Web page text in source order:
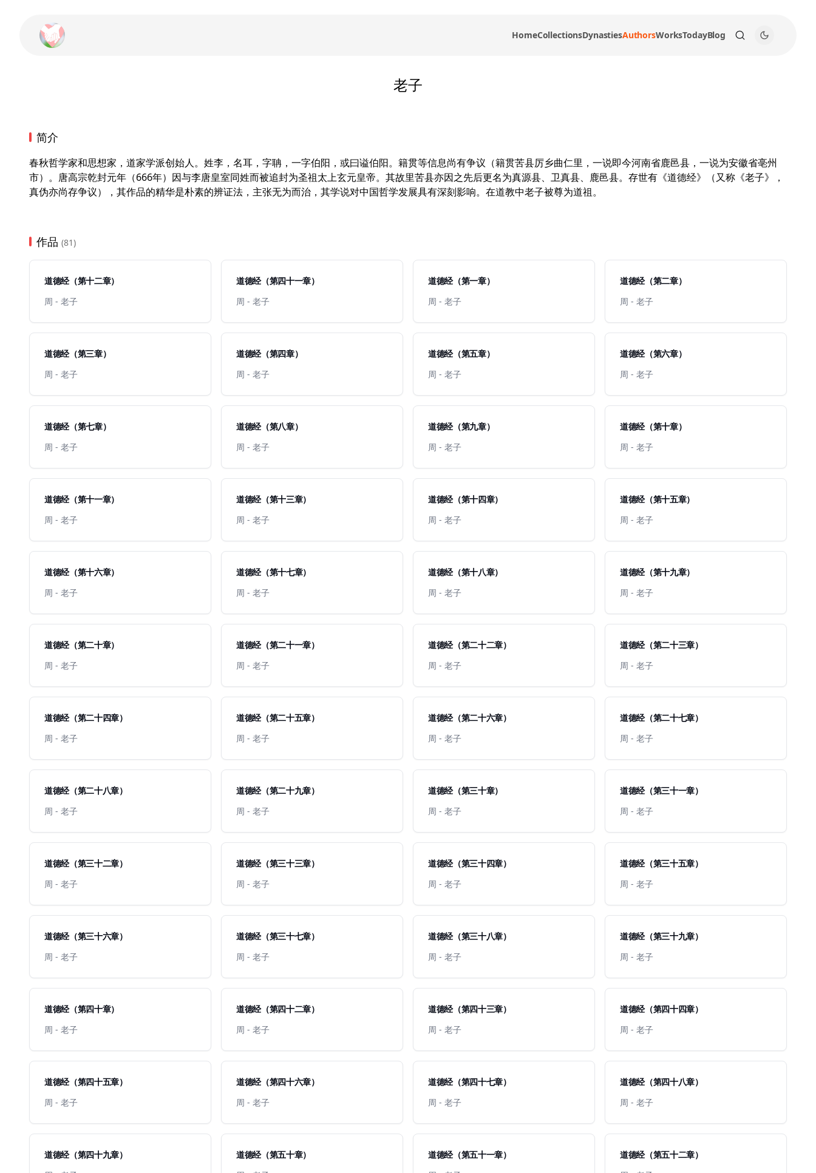
HomeCollectionsDynastiesAuthorsWorksTodayBlog
老子
简介
春秋哲学家和思想家，道家学派创始人。姓李，名耳，字聃，一字伯阳，或曰谥伯阳。籍贯等信息尚有争议（籍贯苦县厉乡曲仁里，一说即今河南省鹿邑县，一说为安徽省亳州
市）。唐高宗乾封元年（666年）因与李唐皇室同姓而被追封为圣祖太上玄元皇帝。其故里苦县亦因之先后更名为真源县、卫真县、鹿邑县。存世有《道德经》（又称《老子》，
真伪亦尚存争议），其作品的精华是朴素的辨证法，主张无为而治，其学说对中国哲学发展具有深刻影响。在道教中老子被尊为道祖。
作品 (81)
道德经（第十二章）
周 - 老子
道德经（第四十一章）
周 - 老子
道德经（第一章）
周 - 老子
道德经（第二章）
周 - 老子
道德经（第三章）
周 - 老子
道德经（第四章）
周 - 老子
道德经（第五章）
周 - 老子
道德经（第六章）
周 - 老子
道德经（第七章）
周 - 老子
道德经（第八章）
周 - 老子
道德经（第九章）
周 - 老子
道德经（第十章）
周 - 老子
道德经（第十一章）
周 - 老子
道德经（第十三章）
周 - 老子
道德经（第十四章）
周 - 老子
道德经（第十五章）
周 - 老子
道德经（第十六章）
周 - 老子
道德经（第十七章）
周 - 老子
道德经（第十八章）
周 - 老子
道德经（第十九章）
周 - 老子
道德经（第二十章）
周 - 老子
道德经（第二十一章）
周 - 老子
道德经（第二十二章）
周 - 老子
道德经（第二十三章）
周 - 老子
道德经（第二十四章）
周 - 老子
道德经（第二十五章）
周 - 老子
道德经（第二十六章）
周 - 老子
道德经（第二十七章）
周 - 老子
道德经（第二十八章）
周 - 老子
道德经（第二十九章）
周 - 老子
道德经（第三十章）
周 - 老子
道德经（第三十一章）
周 - 老子
道德经（第三十二章）
周 - 老子
道德经（第三十三章）
周 - 老子
道德经（第三十四章）
周 - 老子
道德经（第三十五章）
周 - 老子
道德经（第三十六章）
周 - 老子
道德经（第三十七章）
周 - 老子
道德经（第三十八章）
周 - 老子
道德经（第三十九章）
周 - 老子
道德经（第四十章）
周 - 老子
道德经（第四十二章）
周 - 老子
道德经（第四十三章）
周 - 老子
道德经（第四十四章）
周 - 老子
道德经（第四十五章）
周 - 老子
道德经（第四十六章）
周 - 老子
道德经（第四十七章）
周 - 老子
道德经（第四十八章）
周 - 老子
道德经（第四十九章）
道德经（第五十章）
道德经（第五十一章）
道德经（第五十二章）